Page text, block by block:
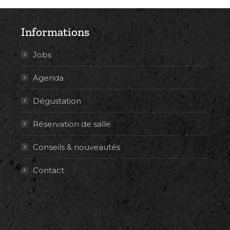
Informations
Jobs
Agenda
Dégustation
Réservation de salle
Conseils & nouveautés
Contact